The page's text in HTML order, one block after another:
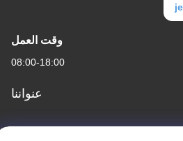
وقت العمل
08:00-18:00
عنواننا